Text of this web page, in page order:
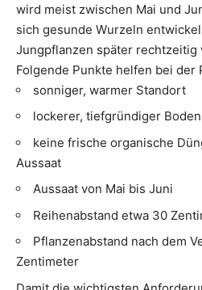
wird meist zwischen Mai und
sich gesunde Wurzeln
Jungpflanzen später rechtzeitig
Folgende Punkte helfen bei der
sonniger, warmer Standort
lockerer, tiefgründiger
keine frische organische
Aussaat
Aussaat von Mai bis Juni
Reihenabstand etwa 30
Pflanzenabstand nach dem
Zentimeter